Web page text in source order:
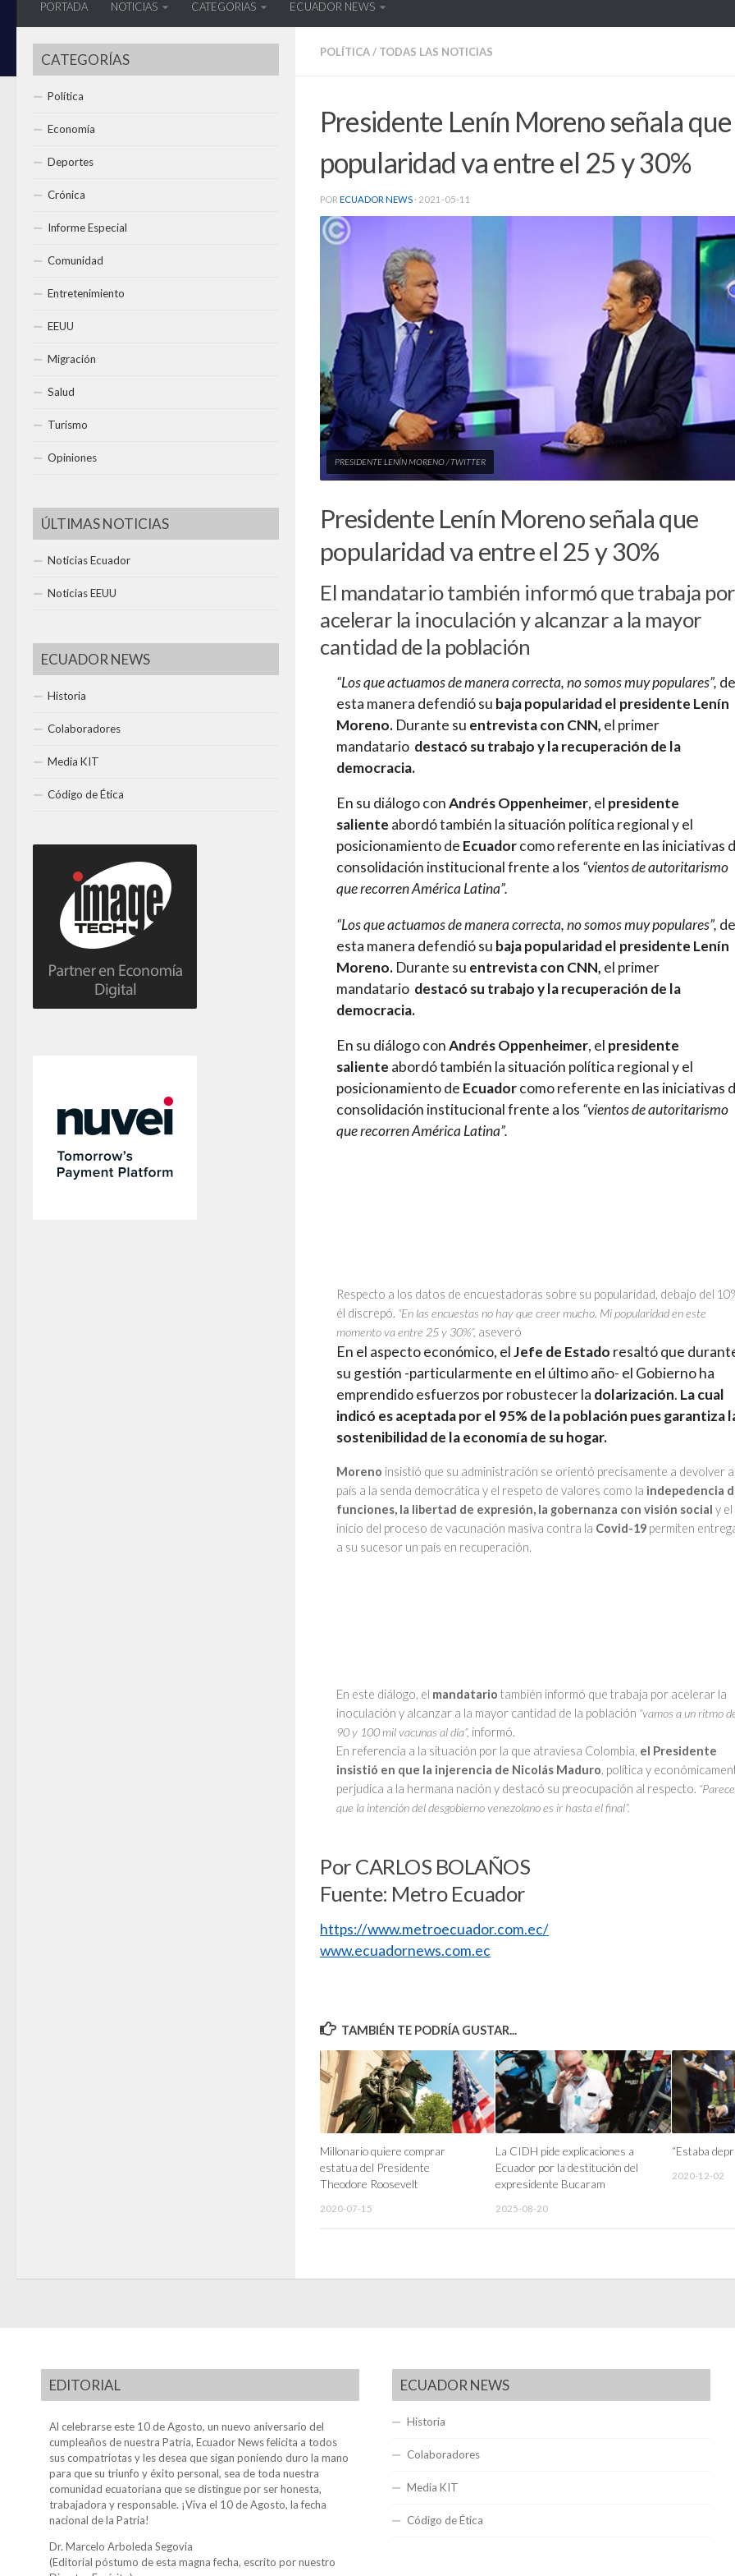
PORTADA NOTICIAS CATEGORIAS ECUADOR NEWS
POLÍTICA/ TODAS LAS NOTICIAS
Presidente Lenín Moreno señala que
popularidad va entre el 25 y 30%
POR ECUADOR NEWS · 2021-05-11
PRESIDENTE LENÍN MORENO / TWITTER
Presidente Lenín Moreno señala que
popularidad va entre el 25 y 30%
El mandatario también informó que trabaja por
acelerar la inoculación y alcanzar a la mayor
cantidad de la población
“Los que actuamos de manera correcta, no somos muy populares”, de
esta manera defendió su baja popularidad el presidente Lenín
Moreno. Durante su entrevista con CNN, el primer
mandatario destacó su trabajo y la recuperación de la
democracia.
En su diálogo conAndrés Oppenheimer, el presidente
saliente abordó también la situación política regional y el
posicionamiento de Ecuadorcomo referente en las iniciativas
consolidación institucional frente a los “vientos de autoritarismo
que recorren América Latina”.
“Los que actuamos de manera correcta, no somos muy populares”, de
esta manera defendió su baja popularidad el presidente Lenín
Moreno. Durante su entrevista con CNN, el primer
mandatario destacó su trabajo y la recuperación de la
democracia.
En su diálogo conAndrés Oppenheimer, el presidente
saliente abordó también la situación política regional y el
posicionamiento de Ecuadorcomo referente en las iniciativas
consolidación institucional frente a los “vientos de autoritarismo
que recorren América Latina”.
Respecto a los datos de encuestadoras sobre su popularidad, debajo del
él discrepó. “En las encuestas no hay que creer mucho. Mi popularidad en este
momento va entre 25 y 30%”, aseveró
En el aspecto económico, elJefe de Estado resaltó que
su gestión -particularmente en el último año- el Gobierno ha
emprendido esfuerzos por robustecer la dolarización. La cual
indicó es aceptada por el 95% de la población pues garantiza
sostenibilidad de la economía de su hogar.
Moreno insistió que su administración se orientó precisamente a devolver al
país a la senda democrática y el respeto de valores como la indepedencia
funciones, la libertad de expresión, la gobernanza con visión social y el
inicio del proceso de vacunación masiva contra la Covid-19 permiten
a su sucesor un país en recuperación.
En este diálogo, el mandatario también informó que trabaja por acelerar la
inoculación y alcanzar a la mayor cantidad de la población “vamos a un ritmo
90 y 100 mil vacunas al día”, informó.
En referencia a la situación por la que atraviesa Colombia, el Presidente
insistió en que la injerencia de Nicolás Maduro, política y
perjudica a la hermana nación y destacó su preocupación al respecto. “Parece
que la intención del desgobierno venezolano es ir hasta el final”.
Por CARLOS BOLAÑOS
Fuente: Metro Ecuador
https://www.metroecuador.com.ec/
www.ecuadornews.com.ec
TAMBIÉN TE PODRÍA GUSTAR...
Millonario quiere comprar
estatua del Presidente
Theodore Roosevelt
2020-07-15
La CIDH pide explicaciones a
Ecuador por la destitución del
expresidente Bucaram
2025-08-20
“Estaba
2020-12-02
CATEGORÍAS
Política
Economía
Deportes
Crónica
Informe Especial
Comunidad
Entretenimiento
EEUU
Migración
Salud
Turismo
Opiniones
ÚLTIMAS NOTICIAS
Noticias Ecuador
Noticias EEUU
ECUADOR NEWS
Historia
Colaboradores
Media KIT
Código de Ética
EDITORIAL
Al celebrarse este 10 de Agosto, un nuevo aniversario del
cumpleaños de nuestra Patria, Ecuador News felicita a todos
sus compatriotas y les desea que sigan poniendo duro la mano
para que su triunfo y éxito personal, sea de toda nuestra
comunidad ecuatoriana que se distingue por ser honesta,
trabajadora y responsable. ¡Viva el 10 de Agosto, la fecha
nacional de la Patria!
Dr. Marcelo Arboleda Segovia
(Editorial póstumo de esta magna fecha, escrito por nuestro
ECUADOR NEWS
Historia
Colaboradores
Media KIT
Código de Ética